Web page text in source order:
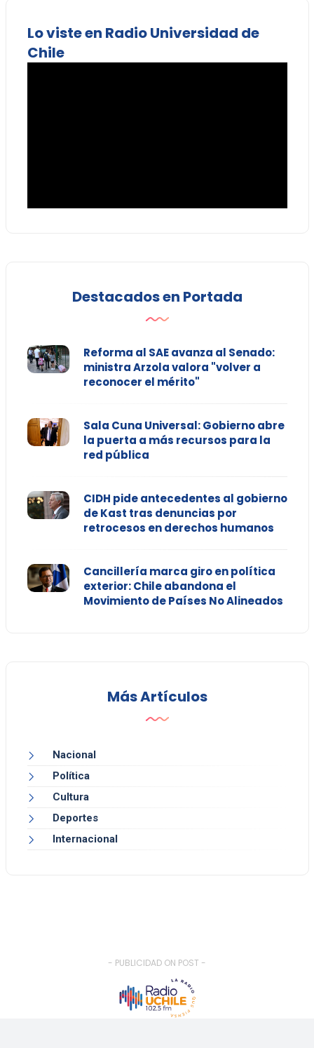
Lo viste en Radio Universidad de
Chile
Destacados en Portada
Reforma al SAE avanza al Senado:
ministra Arzola valora "volver a
reconocer el mérito"
Sala Cuna Universal: Gobierno abre
la puerta a más recursos para la
red pública
CIDH pide antecedentes al gobierno
de Kast tras denuncias por
retrocesos en derechos humanos
Cancillería marca giro en política
exterior: Chile abandona el
Movimiento de Países No Alineados
Más Artículos
Nacional
Política
Cultura
Deportes
Internacional
- PUBLICIDAD ON POST -